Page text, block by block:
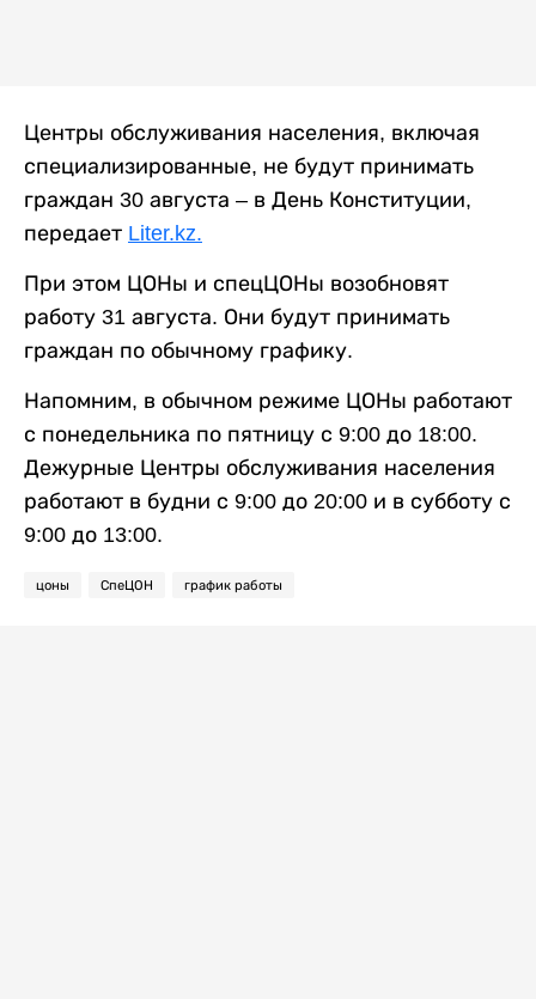
Центры обслуживания населения, включая
специализированные, не будут принимать
граждан 30 августа – в День Конституции,
передает Liter.kz.
При этом ЦОНы и спецЦОНы возобновят
работу 31 августа. Они будут принимать
граждан по обычному графику.
Напомним, в обычном режиме ЦОНы работают
с понедельника по пятницу с 9:00 до 18:00.
Дежурные Центры обслуживания населения
работают в будни с 9:00 до 20:00 и в субботу с
9:00 до 13:00.
цоны СпеЦОН график работы